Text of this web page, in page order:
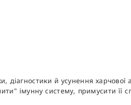
й усунення харчової
імунну систему, примусити